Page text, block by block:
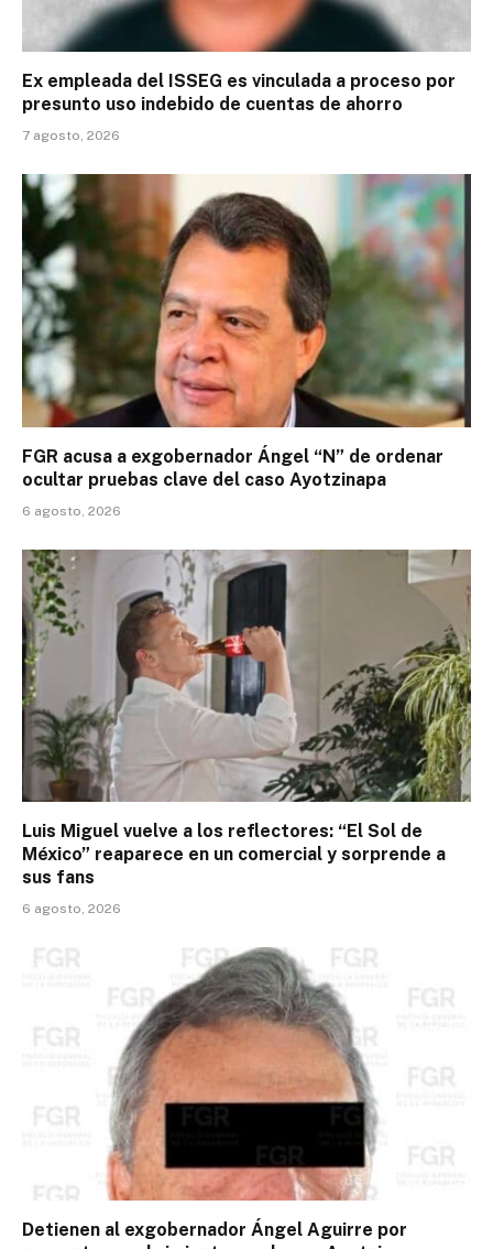
Ex empleada del ISSEG es vinculada a proceso por
presunto uso indebido de cuentas de ahorro
7 agosto, 2026
FGR acusa a exgobernador Ángel “N” de ordenar
ocultar pruebas clave del caso Ayotzinapa
6 agosto, 2026
Luis Miguel vuelve a los reflectores: “El Sol de
México” reaparece en un comercial y sorprende a
sus fans
6 agosto, 2026
Detienen al exgobernador Ángel Aguirre por